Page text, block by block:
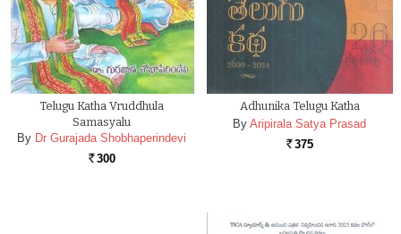
Telugu Katha Vruddhula
Samasyalu
By Dr Gurajada Shobhaperindevi
Rs. 300
Adhunika Telugu Katha
By Aripirala Satya Prasad
Rs. 375